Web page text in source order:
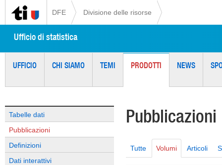
DFE Divisione delle risorse
Ufficio di statistica
UFFICIO CHI SIAMO TEMI PRODOTTI NEWS
Tabelle dati
Pubblicazioni
Definizioni
Dati interattivi
Pubblicazioni
Tutte Volumi Articoli